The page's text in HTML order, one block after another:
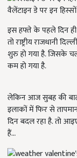
वैलेंटाइन डे पर इन
इस हफ्ते के पहले दिन
तो राष्ट्रीय राजधानी
शुरु हो गया है. जिसके
कम हो गया है.
लेकिन आज सुबह की
इलाकों में फिर से
दिन बदल रहा है. तो
हैं...